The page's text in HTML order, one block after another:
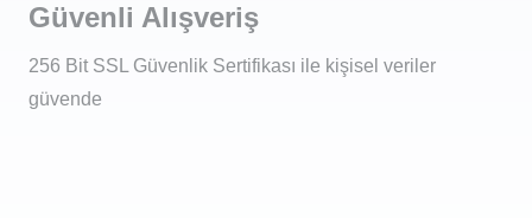
Güvenli Alışveriş
256 Bit SSL Güvenlik Sertifikası ile kişisel veriler
güvende